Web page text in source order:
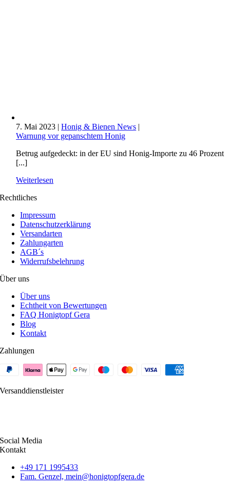
7. Mai 2023 |Honig & Bienen News |
Warnung vor gepanschtem Honig
Betrug aufgedeckt: in der EU sind Honig-Importe zu 46 Prozent
[...]
Weiterlesen
Rechtliches
Impressum
Datenschutzerklärung
Versandarten
Zahlungarten
AGB´s
Widerrufsbelehrung
Über uns
Über uns
Echtheit von Bewertungen
FAQ Honigtopf Gera
Blog
Kontakt
Zahlungen
Versanddienstleister
Social Media
Kontakt
+49 171 1995433
Fam. Genzel, mein@honigtopfgera.de